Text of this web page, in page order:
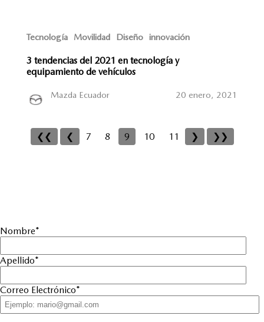
Tecnología Movilidad Diseño innovación
3 tendencias del 2021 en tecnología y
equipamiento de vehículos
Mazda Ecuador 20 enero, 2021
❮❮ ❮ 7 8 9 10 11 ❯ ❯❯
Nombre*
Apellido*
Correo Electrónico*